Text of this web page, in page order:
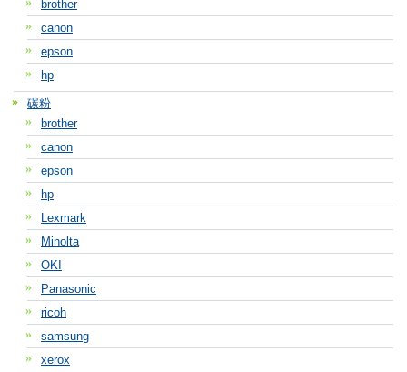
brother
canon
epson
hp
碳粉
brother
canon
epson
hp
Lexmark
Minolta
OKI
Panasonic
ricoh
samsung
xerox